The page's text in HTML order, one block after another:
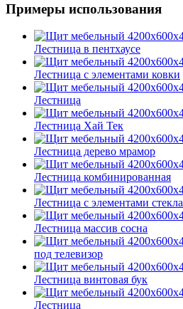
Примеры использования
Лестница в пентхаусе
Лестница с элементами ковки
Лестница
Лестница Хай Тек
Лестница дерево мрамор
Лестница комбинированная
Лестница с элементами стекла
Лестница массив сосна
под телевизор
Лестница винтовая бук
Лестница